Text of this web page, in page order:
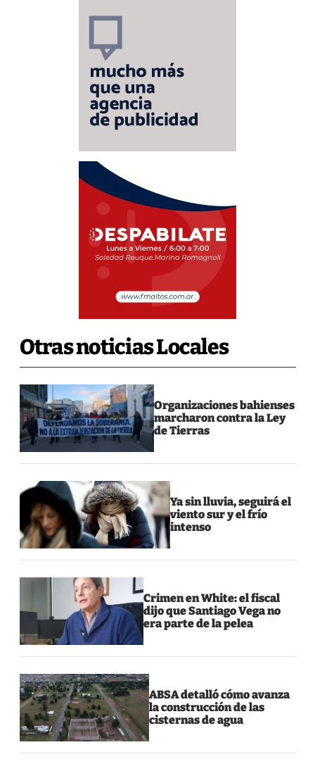
Otras noticias Locales
Organizaciones bahienses
marcharon contra la Ley
de Tierras
Ya sin lluvia, seguirá el
viento sur y el frío
intenso
Crimen en White: el fiscal
dijo que Santiago Vega no
era parte de la pelea
ABSA detalló cómo avanza
la construcción de las
cisternas de agua